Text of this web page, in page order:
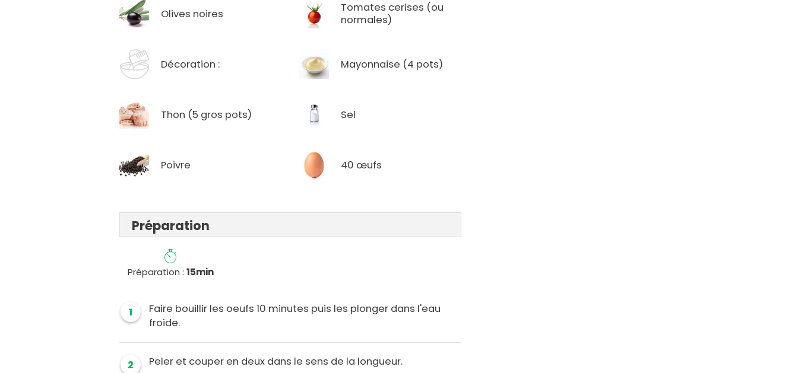
Olives noires
Tomates cerises (ou
normales)
Décoration : Mayonnaise (4 pots)
Thon (5 gros pots) Sel
Poivre 40 œufs
Préparation
Préparation : 15min
1
Faire bouillir les oeufs 10 minutes puis les plonger dans l'eau
froide.
2 Peler et couper en deux dans le sens de la longueur.